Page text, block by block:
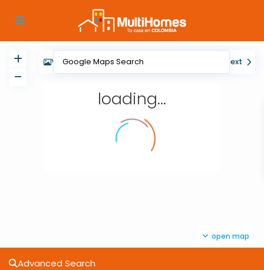
loading...
open map
View My Location Next
Advanced Search